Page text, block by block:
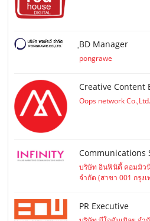
ฺBD Manager
pongrawe
Creative Content
Oops network Co.,Ltd.
Communications
บริษัท อินฟินิตี้ คอมมิว
จำกัด (สาขา 001 กรุงเ
PR Executive